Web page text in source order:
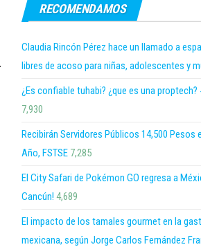
RECOMENDAMOS
Claudia Rincón Pérez hace un llamado a
libres de acoso para niñas, adolescentes y
¿Es confiable tuhabi? ¿que es una
7,930
Recibirán Servidores Públicos 14,500 Pesos
Año, FSTSE 7,285
El City Safari de Pokémon GO regresa a
Cancún! 4,689
El impacto de los tamales gourmet en la
mexicana, según Jorge Carlos Fernández